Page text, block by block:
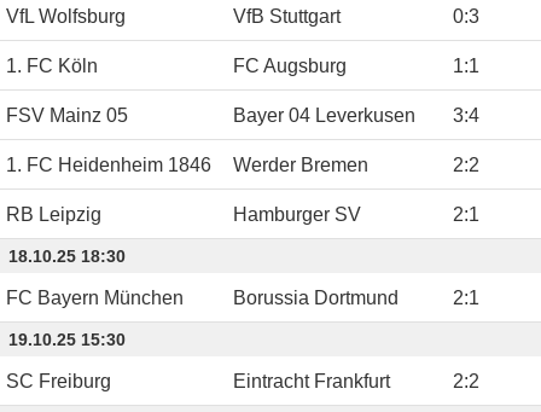
VfL Wolfsburg VfB Stuttgart 0:3
1. FC Köln FC Augsburg 1:1
FSV Mainz 05 Bayer 04 Leverkusen 3:4
1. FC Heidenheim 1846 Werder Bremen 2:2
RB Leipzig Hamburger SV 2:1
18.10.25 18:30
FC Bayern München Borussia Dortmund 2:1
19.10.25 15:30
SC Freiburg Eintracht Frankfurt 2:2